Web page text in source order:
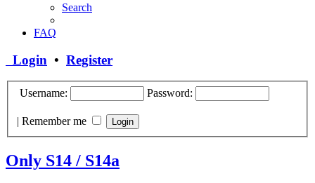
Search
FAQ
Login • Register
Username: Password:
| Remember me
Only S14 / S14a